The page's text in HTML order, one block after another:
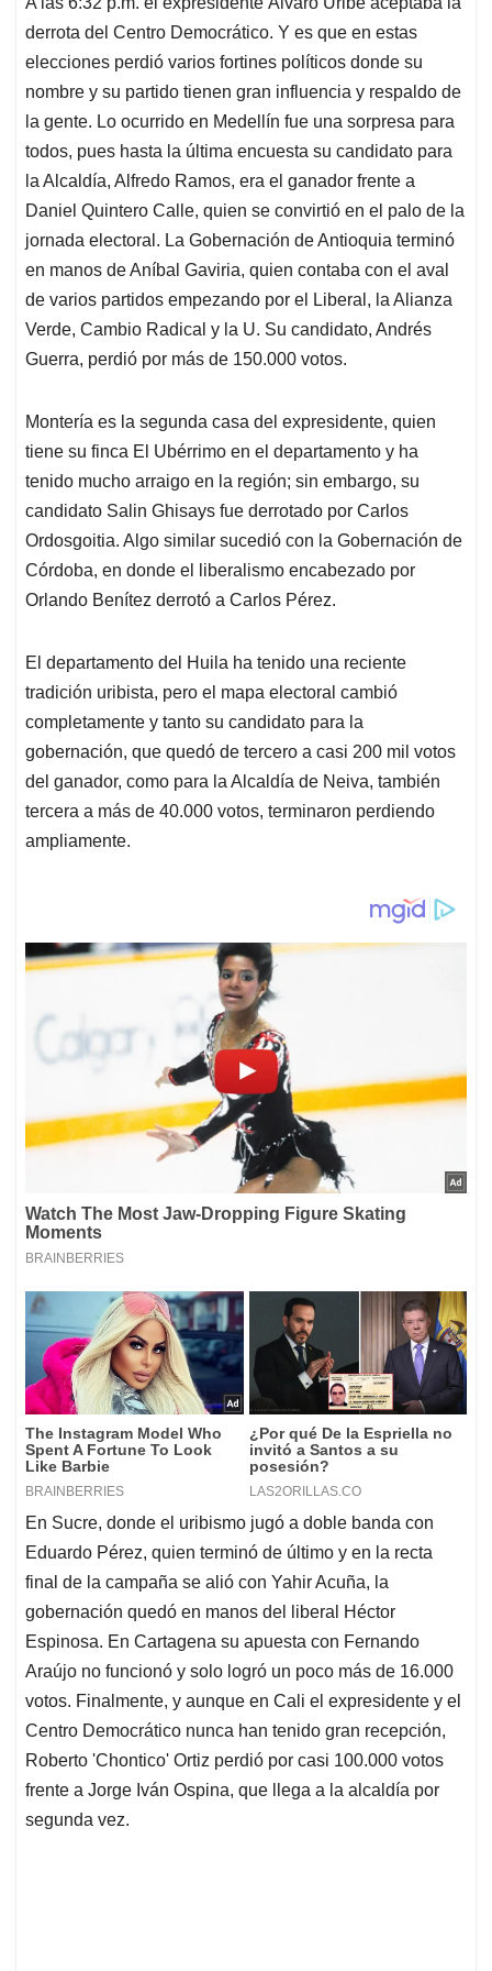
s
A
p
p
b
o
o
k
e
d
I
n
l
a
d
s
derrota del Centro Democrático. Y es que en estas
elecciones perdió varios fortines políticos donde su
nombre y su partido tienen gran influencia y respaldo de
la gente. Lo ocurrido en Medellín fue una sorpresa para
todos, pues hasta la última encuesta su candidato para
la Alcaldía, Alfredo Ramos, era el ganador frente a
Daniel Quintero Calle, quien se convirtió en el palo de la
jornada electoral. La Gobernación de Antioquia terminó
en manos de Aníbal Gaviria, quien contaba con el aval
de varios partidos empezando por el Liberal, la Alianza
Verde, Cambio Radical y la U. Su candidato, Andrés
Guerra, perdió por más de 150.000 votos.
Montería es la segunda casa del expresidente, quien
tiene su finca El Ubérrimo en el departamento y ha
tenido mucho arraigo en la región; sin embargo, su
candidato Salin Ghisays fue derrotado por Carlos
Ordosgoitia. Algo similar sucedió con la Gobernación de
Córdoba, en donde el liberalismo encabezado por
Orlando Benítez derrotó a Carlos Pérez.
El departamento del Huila ha tenido una reciente
tradición uribista, pero el mapa electoral cambió
completamente y tanto su candidato para la
gobernación, que quedó de tercero a casi 200 mil votos
del ganador, como para la Alcaldía de Neiva, también
tercera a más de 40.000 votos, terminaron perdiendo
ampliamente.
En Sucre, donde el uribismo jugó a doble banda con
Eduardo Pérez, quien terminó de último y en la recta
final de la campaña se alió con Yahir Acuña, la
gobernación quedó en manos del liberal Héctor
Espinosa. En Cartagena su apuesta con Fernando
Araújo no funcionó y solo logró un poco más de 16.000
votos. Finalmente, y aunque en Cali el expresidente y el
Centro Democrático nunca han tenido gran recepción,
Roberto 'Chontico' Ortiz perdió por casi 100.000 votos
frente a Jorge Iván Ospina, que llega a la alcaldía por
segunda vez.